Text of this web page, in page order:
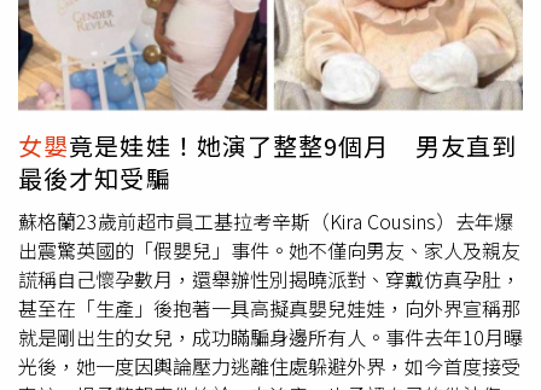
最療癒的一段影片」，也有不少人直呼，雖然無法確定胎兒
是否真的因爸爸說話而微笑，但這份溫馨畫面已足以令人感
動不已。加拿大一對準爸媽產檢時，意外捕捉胎兒疑似回應
爸爸聲音的珍貴畫面。（圖／翻攝自 IG， liaolive_）
倫特（Stoke-on-Trent）艾比赫爾頓（Abbey Hulton）的
住家，準備展開新生活。然而，莉迪亞生產過程十分艱辛，
整整歷經3天分娩，期間大量失血，導致嚴重貧血與體力透
支。案發當天凌晨，夫妻倆先在午夜替女兒餵奶並哄睡，凌
晨3時左右又因孩子哭鬧起床，再次更換尿布、餵奶後回房
休息。為了安撫孩子，莉迪亞將女兒抱在懷中坐到椅子上，
沒想到因過度疲憊，不知不覺睡著，甚至完全不記得自己何
時抱起孩子，也不知道自己何時再次失去意識。直到清晨5
時45分左右，莉迪亞突然驚醒，赫然發現懷中的阿拉貝拉已
沒有呼吸與生命跡象。她當場崩潰大喊求救，哥哥立即撥打
999緊急電話，同時持續替女嬰施作心肺復甦術（CPR），
直到救護人員抵達。 女嬰送抵皇家斯托克大學醫院後，醫護
團隊一度成功恢復心跳，但當時已臨床死亡約50分鐘，長時
女嬰竟是娃娃！她演了整整9個月 男友直到
最後才知受騙
蘇格蘭23歲前超市員工基拉考辛斯（Kira Cousins）去年爆
出震驚英國的「假嬰兒」事件。她不僅向男友、家人及親友
謊稱自己懷孕數月，還舉辦性別揭曉派對、穿戴仿真孕肚，
甚至在「生產」後抱著一具高擬真嬰兒娃娃，向外界宣稱那
就是剛出生的女兒，成功瞞騙身邊所有人。事件去年10月曝
光後，她一度因輿論壓力逃離住處躲避外界，如今首度接受